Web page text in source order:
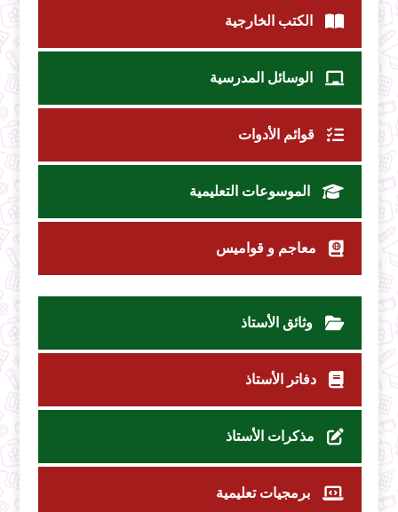
الكتب الخارجية
الوسائل المدرسية
قوائم الأدوات
الموسوعات التعليمية
معاجم و قواميس
وثائق الأستاذ
دفاتر الأستاذ
مذكرات الأستاذ
برمجيات تعليمية